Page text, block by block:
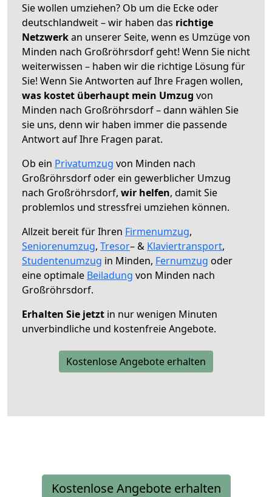
Sie wollen umziehen? Ob um die Ecke oder
deutschlandweit – wir haben das richtige
Netzwerkan unserer Seite, wenn es Umzüge von
Minden nach Großröhrsdorf geht! Wenn Sie nicht
weiterwissen – haben wir die richtige Lösung für
Sie! Wenn Sie Antworten auf Ihre Fragen wollen,
was kostet überhaupt mein Umzug von
Minden nach Großröhrsdorf – dann wählen Sie
sie uns, denn wir haben immer die passende
Antwort auf Ihre Fragen parat.
Ob ein Privatumzug von Minden nach
Großröhrsdorf oder ein gewerblicher Umzug
nach Großröhrsdorf, wir helfen, damit Sie
problemlos und stressfrei umziehen können.
Allzeit bereit für Ihren Firmenumzug,
Seniorenumzug, Tresor– & Klaviertransport,
Studentenumzug in Minden, Fernumzug oder
eine optimale Beiladung von Minden nach
Großröhrsdorf.
Erhalten Sie jetzt in nur wenigen Minuten
unverbindliche und kostenfreie Angebote.
Kostenlose Angebote erhalten
Kostenlose Angebote erhalten